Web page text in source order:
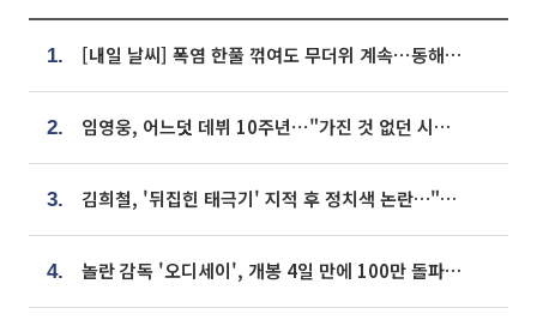
1. [내일 날씨] 폭염 한풀 꺾여도 무더위 계속⋯동해안 이틀 연속 비
2. 임영웅, 어느덧 데뷔 10주년⋯"가진 것 없던 시절, 내 앞엔 20명의 팬뿐"
3. 김희철, '뒤집힌 태극기' 지적 후 정치색 논란…"좌우 떠나 우리나라 국기"
4. 놀란 감독 '오디세이', 개봉 4일 만에 100만 돌파⋯'왕사남' 보다 빠르다